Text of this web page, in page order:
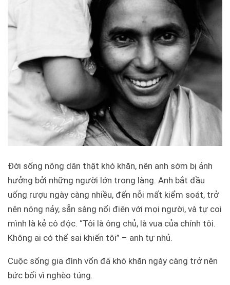
Đời sống nông dân thật khó khăn, nên anh sớm bị ảnh
hưởng bởi những người lớn trong làng. Anh bắt đầu
uống rượu ngày càng nhiều, đến nỗi mất kiểm soát, trở
nên nóng nảy, sẵn sàng nổi điên với mọi người, và tự coi
mình là kẻ cô độc. “Tôi là ông chủ, là vua của chính tôi.
Không ai có thể sai khiến tôi” – anh tự nhủ.
Cuộc sống gia đình vốn đã khó khăn ngày càng trở nên
bức bối vì nghèo túng.